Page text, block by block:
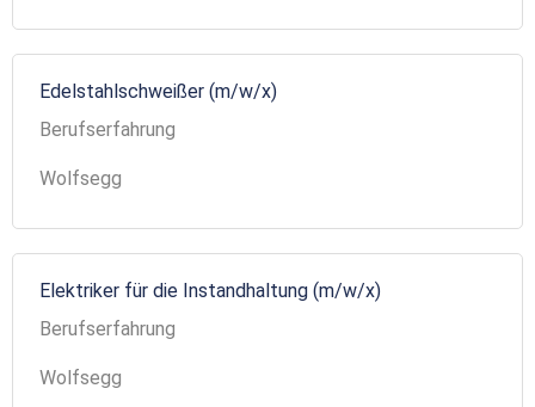
Edelstahlschweißer (m/w/x)
Berufserfahrung
Wolfsegg
Elektriker für die Instandhaltung (m/w/x)
Berufserfahrung
Wolfsegg